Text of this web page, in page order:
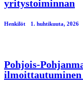
yritystoiminnan
Henkilöt 1. huhtikuuta, 2026
Pohjois-
ilmoittautuminen